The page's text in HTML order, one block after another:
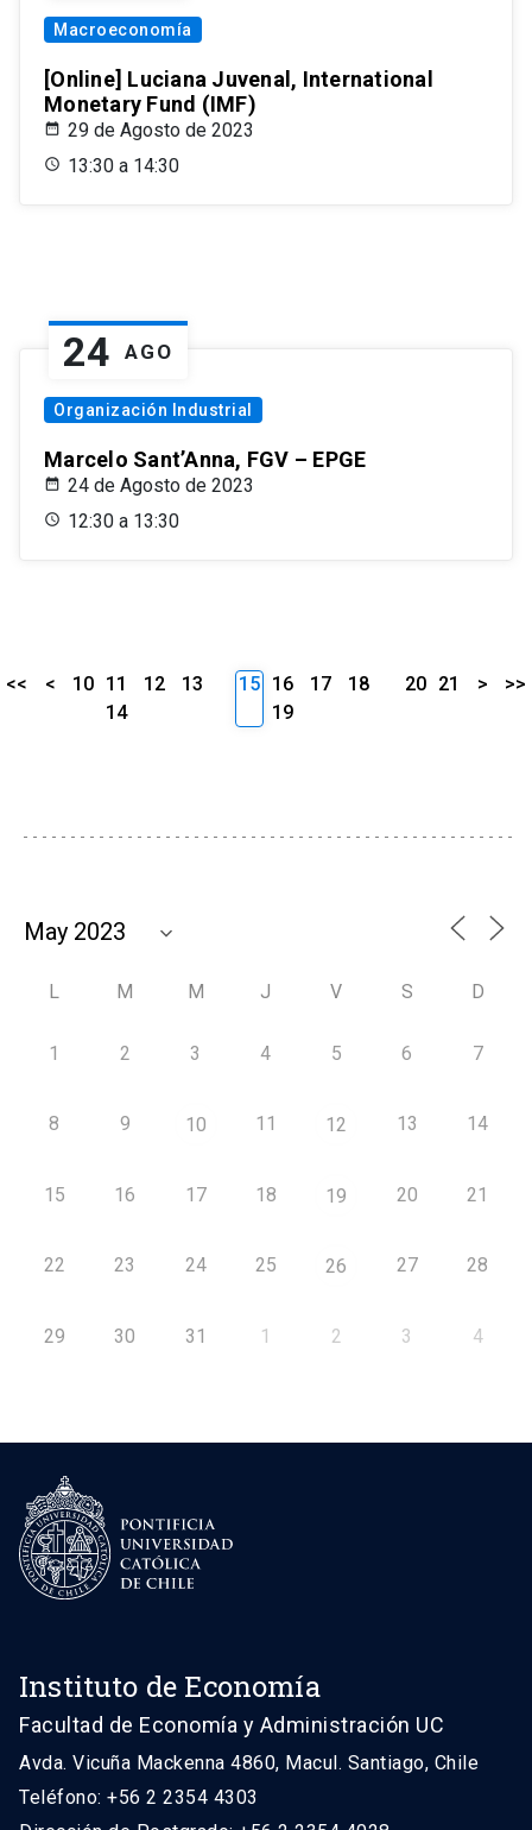
Macroeconomía
[Online] Luciana Juvenal, International
Monetary Fund (IMF)
29 de Agosto de 2023
13:30 a 14:30
24 AGO
Organización Industrial
Marcelo Sant’Anna, FGV – EPGE
24 de Agosto de 2023
12:30 a 13:30
<< < 10 11 12
13
14
15 16 17
18
19
20 21 > >>
L M M J V S D
1 2 3 4 5 6 7
8 9 10 11 12 13 14
15 16 17 18 19 20 21
22 23 24 25 26 27 28
29 30 31 1 2 3 4
Instituto de Economía
Facultad de Economía y Administración UC
Avda. Vicuña Mackenna 4860, Macul. Santiago, Chile
Teléfono: +56 2 2354 4303